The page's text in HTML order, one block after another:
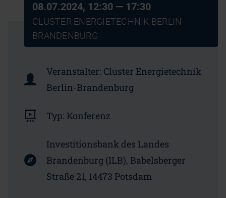
08.07.2024, 12:30 — 17:30
CLUSTER ENERGIETECHNIK BERLIN-
BRANDENBURG
Veranstalter: Cluster Energietechnik
Berlin-Brandenburg
Typ: Konferenz
Investitionsbank des Landes
Brandenburg (ILB), Babelsberger
Straße 21, 14473 Potsdam